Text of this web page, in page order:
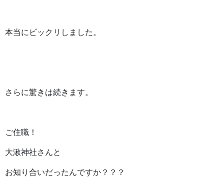
本当にビックリしました。
さらに驚きは続きます。
ご住職！
大湫神社さんと
お知り合いだったんですか？？？